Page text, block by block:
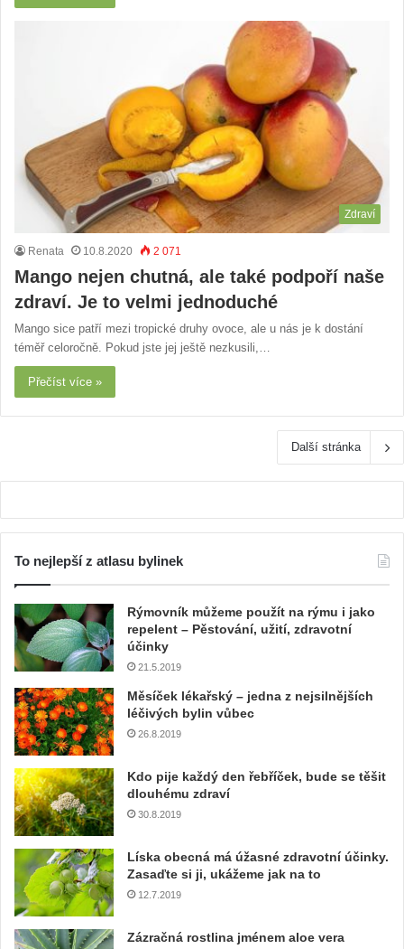
Zdraví
Renata 10.8.2020 2 071
Mango nejen chutná, ale také podpoří naše
zdraví. Je to velmi jednoduché
Mango sice patří mezi tropické druhy ovoce, ale u nás je k dostání
téměř celoročně. Pokud jste jej ještě nezkusili,…
Přečíst více »
Další stránka
To nejlepší z atlasu bylinek
Rýmovník můžeme použít na rýmu i jako
repelent – Pěstování, užití, zdravotní
účinky
21.5.2019
Měsíček lékařský – jedna z nejsilnějších
léčivých bylin vůbec
26.8.2019
Kdo pije každý den řebříček, bude se těšit
dlouhému zdraví
30.8.2019
Líska obecná má úžasné zdravotní účinky.
Zasaďte si ji, ukážeme jak na to
12.7.2019
Zázračná rostlina jménem aloe vera